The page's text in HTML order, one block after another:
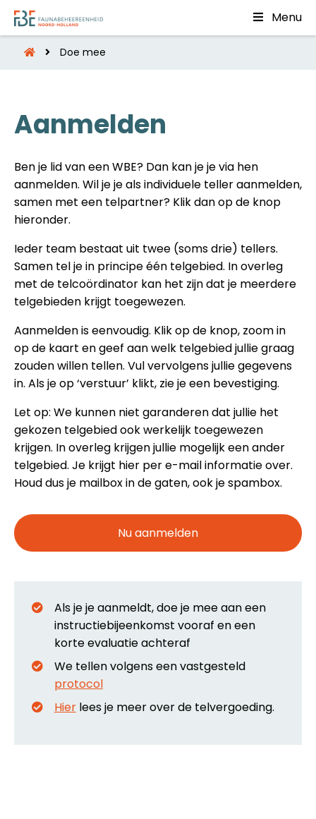
Menu
Doe mee
Aanmelden
Ben je lid van een WBE? Dan kan je je via hen
aanmelden. Wil je je als individuele teller aanmelden,
samen met een telpartner? Klik dan op de knop
hieronder.
Ieder team bestaat uit twee (soms drie) tellers.
Samen tel je in principe één telgebied. In overleg
met de telcoördinator kan het zijn dat je meerdere
telgebieden krijgt toegewezen.
Aanmelden is eenvoudig. Klik op de knop, zoom in
op de kaart en geef aan welk telgebied jullie graag
zouden willen tellen. Vul vervolgens jullie gegevens
in. Als je op ‘verstuur’ klikt, zie je een bevestiging.
Let op: We kunnen niet garanderen dat jullie het
gekozen telgebied ook werkelijk toegewezen
krijgen. In overleg krijgen jullie mogelijk een ander
telgebied. Je krijgt hier per e-mail informatie over.
Houd dus je mailbox in de gaten, ook je spambox.
Nu aanmelden
Als je je aanmeldt, doe je mee aan een
instructiebijeenkomst vooraf en een
korte evaluatie achteraf
We tellen volgens een vastgesteld
protocol
Hierlees je meer over de telvergoeding.